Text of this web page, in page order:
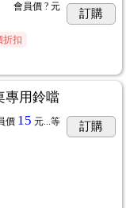
會員價 ? 元
訂購
折扣
專用鈴噹
價 15 元...等 訂購